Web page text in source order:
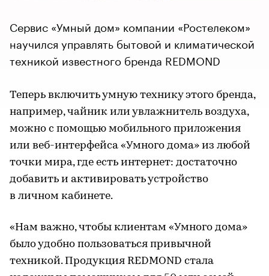
Сервис «Умный дом» компании «Ростелеком»
научился управлять бытовой и климатической
техникой известного бренда REDMOND
Теперь включить умную технику этого бренда,
например, чайник или увлажнитель воздуха,
можно с помощью мобильного приложения
или веб-интерфейса «Умного дома» из любой
точки мира, где есть интернет: достаточно
добавить и активировать устройство
в личном кабинете.
«Нам важно, чтобы клиентам «Умного дома»
было удобно пользоваться привычной
техникой. Продукция REDMOND стала